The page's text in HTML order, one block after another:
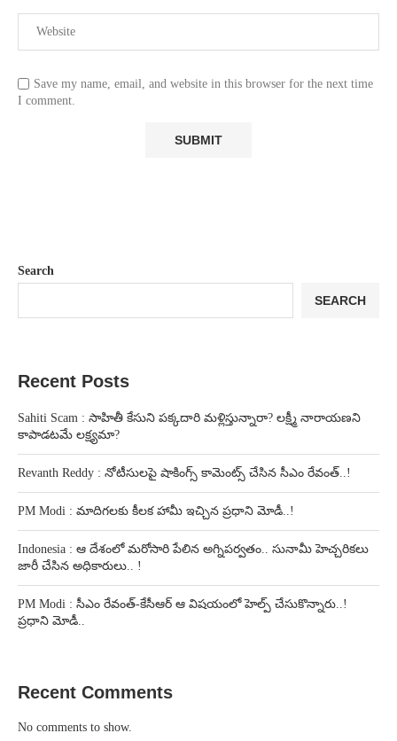
Save my name, email, and website in this browser for the next time
I comment.
Search
SEARCH
Recent Posts
Sahiti Scam : సాహితీ కేసుని పక్కదారి మళ్లిస్తున్నారా? లక్ష్మీ నారాయణని
కాపాడటమే లక్ష్యమా?
Revanth Reddy : నోటీసులపై షాకింగ్స్ కామెంట్స్ చేసిన సీఎం రేవంత్..!
PM Modi : మాదిగలకు కీలక హామీ ఇచ్చిన ప్రధాని మోడీ..!
Indonesia : ఆ దేశంలో మరోసారి పేలిన అగ్నిపర్వతం.. సునామీ హెచ్చరికలు
జారీ చేసిన అధికారులు.. !
PM Modi : సీఎం రేవంత్-కేసీఆర్ ఆ విషయంలో హెల్ప్ చేసుకొన్నారు..!
ప్రధాని మోడీ..
Recent Comments
No comments to show.